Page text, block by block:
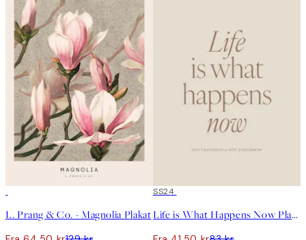
L. Prang & Co. - Magnolia Plakat
50%*
SS24
Life is What Happens Now Plakat